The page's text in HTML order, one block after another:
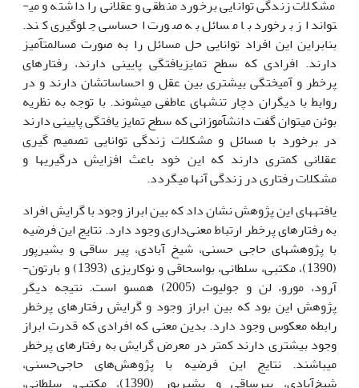
مشکلات زندگی توانایی برخورد منطقی و عقلانی را داشته و می­
تواند از برخورد با مسائل به صورت احساسی جلوگیری کند.
بنابراین این افراد توانایی حل مسائل را به صورت مسالمت­آمیز
دارند. افرادی که سطح تمایزیافتگی پایینی دارند، رفتارهای
پرخطر و آمیختگی بیشتری بین عقل و احساساتشان دارند و در
روابط با دیگران دچار تنش­های عاطفی می­شوند. با توجه به نظریه
بوئن می­توان گفت دانش­آموزانی که سطح تمایز یافتگی پایینی دارند
در برخورد با مسائل و مشکلات زندگی توانایی تصمیم گیری
عقلانی کمتری دارند که این خود باعث افزایش درگیری­ها و
مشکلات رفتاری در زندگی آنها می­گردد.
یافته­های این پژوهش نشان داد که بین ابراز وجود با گرایش افراد
به رفتارهای پرخطر ارتباط معنی‌داری وجود دارد. نتایج این فرضیه
با پژوهش­های حاجی حسنی، شیخ آبادی، پیر ساقی و بشیرپور
(1390)، مکتبی، سلطانی، بواسحاقی و نوکاریزی (1393) و بارتون-
آرود، مورو، لن و جولیوت (2005) همسو است. نتیجه دیگر
پژوهش این بود که بین ابراز وجود و گرایش رفتارهای پرخطر
رابطه معکوس وجود دارد. بدین معنی که افرادی که قدرت ابراز
وجود بیشتری دارند کمتر در معرض گرایش به رفتارهای پرخطر
می­باشند. نتایج این فرضیه با پژوهش‌های حاجی‌حسنی،
شیخ‌آبادی، پیر‌ساقی و بشیرپور (1390)، مکتبی، سلطانی،